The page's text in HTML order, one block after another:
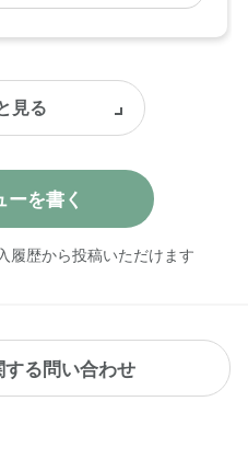
ーを書く
履歴から投稿いただけます
る問い合わせ